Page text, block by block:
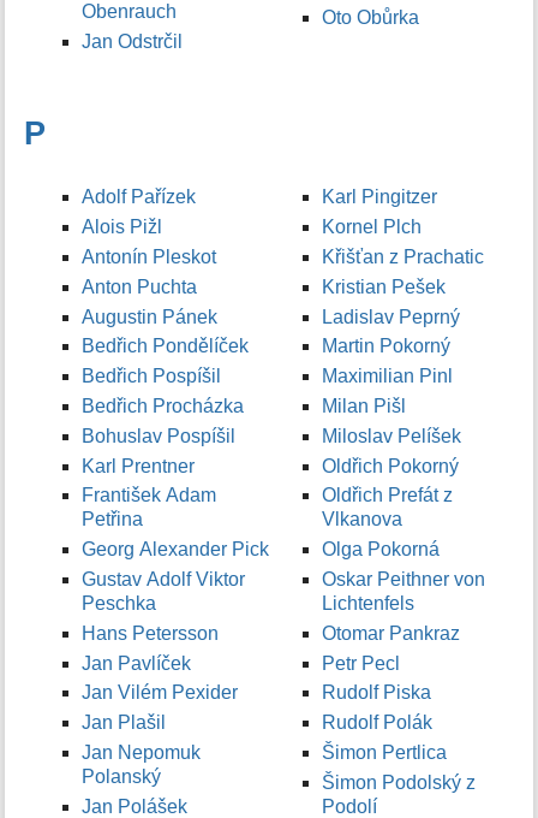
Obenrauch
Jan Odstrčil
Oto Obůrka
P
Adolf Pařízek
Alois Pižl
Antonín Pleskot
Anton Puchta
Augustin Pánek
Bedřich Pondělíček
Bedřich Pospíšil
Bedřich Procházka
Bohuslav Pospíšil
Karl Prentner
František Adam
Petřina
Georg Alexander Pick
Gustav Adolf Viktor
Peschka
Hans Petersson
Jan Pavlíček
Jan Vilém Pexider
Jan Plašil
Jan Nepomuk
Polanský
Jan Polášek
Karl Pingitzer
Kornel Plch
Křišťan z Prachatic
Kristian Pešek
Ladislav Peprný
Martin Pokorný
Maximilian Pinl
Milan Pišl
Miloslav Pelíšek
Oldřich Pokorný
Oldřich Prefát z
Vlkanova
Olga Pokorná
Oskar Peithner von
Lichtenfels
Otomar Pankraz
Petr Pecl
Rudolf Piska
Rudolf Polák
Šimon Pertlica
Šimon Podolský z
Podolí